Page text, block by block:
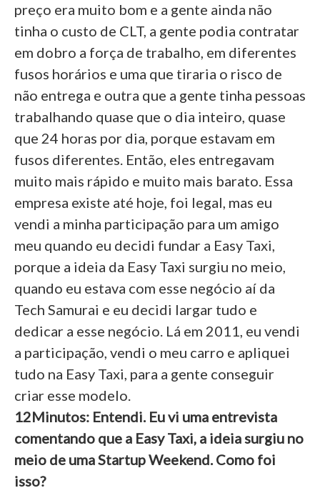
preço era muito bom e a gente ainda não
tinha o custo de CLT, a gente podia contratar
em dobro a força de trabalho, em diferentes
fusos horários e uma que tiraria o risco de
não entrega e outra que a gente tinha pessoas
trabalhando quase que o dia inteiro, quase
que 24 horas por dia, porque estavam em
fusos diferentes. Então, eles entregavam
muito mais rápido e muito mais barato. Essa
empresa existe até hoje, foi legal, mas eu
vendi a minha participação para um amigo
meu quando eu decidi fundar a Easy Taxi,
porque a ideia da Easy Taxi surgiu no meio,
quando eu estava com esse negócio aí da
Tech Samurai e eu decidi largar tudo e
dedicar a esse negócio. Lá em 2011, eu vendi
a participação, vendi o meu carro e apliquei
tudo na Easy Taxi, para a gente conseguir
criar esse modelo.
12Minutos: Entendi. Eu vi uma entrevista
comentando que a Easy Taxi, a ideia surgiu no
meio de uma Startup Weekend. Como foi
isso?